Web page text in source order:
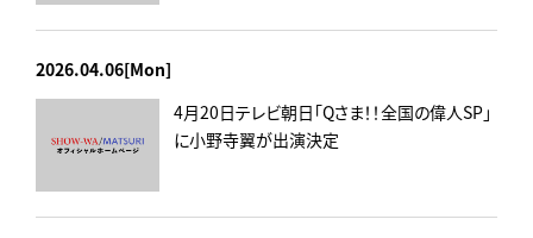
2026.04.06[Mon]
4月20日テレビ朝日「Qさま！！全国の偉人SP」
に小野寺翼が出演決定